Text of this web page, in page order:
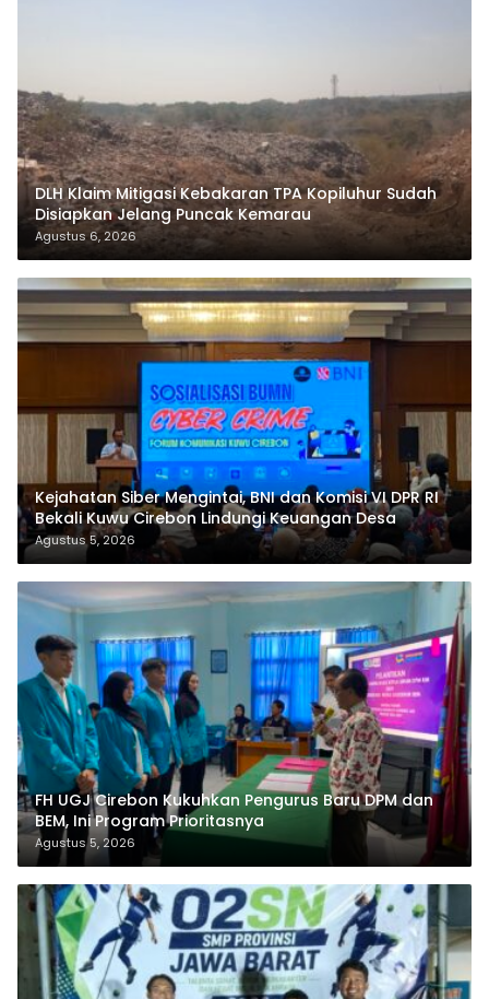
DLH Klaim Mitigasi Kebakaran TPA Kopiluhur Sudah
Disiapkan Jelang Puncak Kemarau
Agustus 6, 2026
Kejahatan Siber Mengintai, BNI dan Komisi VI DPR RI
Bekali Kuwu Cirebon Lindungi Keuangan Desa
Agustus 5, 2026
FH UGJ Cirebon Kukuhkan Pengurus Baru DPM dan
BEM, Ini Program Prioritasnya
Agustus 5, 2026